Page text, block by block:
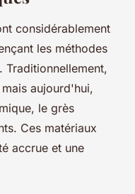
considérablement
les méthodes
aujourd'hui,
le grès
Ces matériaux
accrue et une